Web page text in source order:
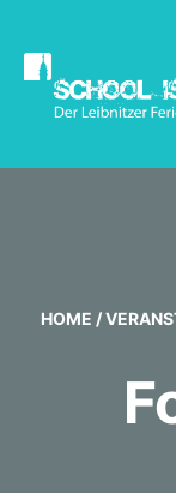
HOME /